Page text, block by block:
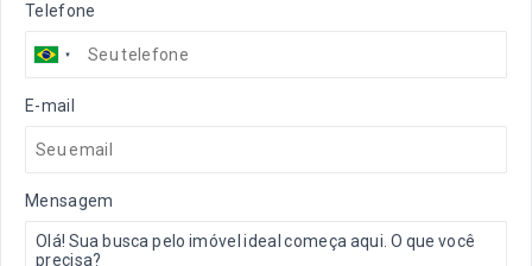
Telefone
E-mail
Mensagem